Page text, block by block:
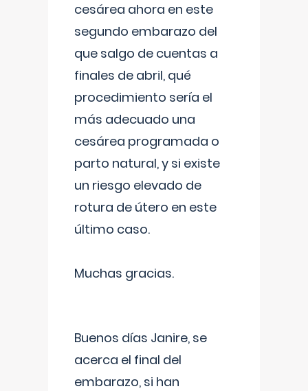
cesárea ahora en este
segundo embarazo del
que salgo de cuentas a
finales de abril, qué
procedimiento sería el
más adecuado una
cesárea programada o
parto natural, y si existe
un riesgo elevado de
rotura de útero en este
último caso.
Muchas gracias.
Buenos días Janire, se
acerca el final del
embarazo, si han